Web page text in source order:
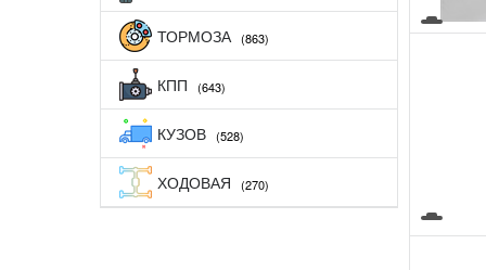
ТОРМОЗА (863)
КПП (643)
КУЗОВ (528)
ХОДОВАЯ (270)